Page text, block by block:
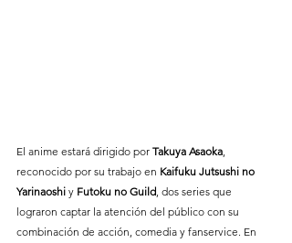
El anime estará dirigido por Takuya Asaoka
reconocido por su trabajo en Kaifuku Jutsushi no
Yarinaoshi y Futoku no Guild , dos series que
lograron captar la atención del público con su
combinación de acción, comedia y fanservice. En